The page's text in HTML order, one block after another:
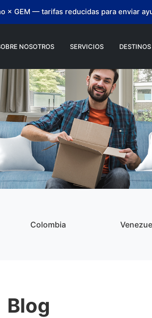
× GEM — tarifas reducidas para enviar
NOSOTROS SERVICIOS DESTINOS
Colombia
Blog